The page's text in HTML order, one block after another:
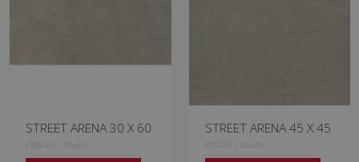
STREET ARENA 30 X 60
FRB230 | 30x60
STREET ARENA 45 X 45
FTX230 | 45x45